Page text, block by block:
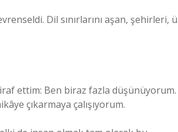
Dil sınırlarını aşan, şehirleri,
ettim: Ben biraz fazla
çıkarmaya çalışıyorum.